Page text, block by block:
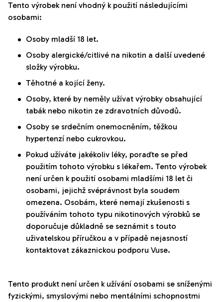
Tento výrobek není vhodný k použití následujícími
osobami:
Osoby mladší 18 let.
Osoby alergické/citlivé na nikotin a další uvedené
složky výrobku.
Těhotné a kojící ženy.
Osoby, které by neměly užívat výrobky obsahující
tabák nebo nikotin ze zdravotních důvodů.
Osoby se srdečním onemocněním, těžkou
hypertenzí nebo cukrovkou.
Pokud užíváte jakékoliv léky, poraďte se před
použitím tohoto výrobku s lékařem. Tento výrobek
není určen k použití osobami mladšími 18 let či
osobami, jejichž svéprávnost byla soudem
omezena. Osobám, které nemají zkušenosti s
používáním tohoto typu nikotinových výrobků se
doporučuje důkladně se seznámit s touto
uživatelskou příručkou a v případě nejasností
kontaktovat zákaznickou podporu Vuse.
Tento produkt není určen k užívání osobami se sníženými
fyzickými, smyslovými nebo mentálními schopnostmi